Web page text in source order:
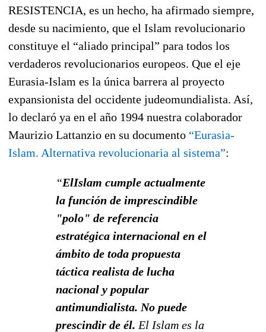
RESISTENCIA, es un hecho, ha afirmado siempre,
desde su nacimiento, que el Islam revolucionario
constituye el “aliado principal” para todos los
verdaderos revolucionarios europeos. Que el eje
Eurasia-Islam es la única barrera al proyecto
expansionista del occidente judeomundialista. Así,
lo declaró ya en el año 1994 nuestra colaborador
Maurizio Lattanzio en su documento “Eurasia-
Islam. Alternativa revolucionaria al sistema”:
“ElIslam cumple actualmente
la función de imprescindible
"polo" de referencia
estratégica internacional en el
ámbito de toda propuesta
táctica realista de lucha
nacional y popular
antimundialista. No puede
prescindir de él. El Islam es la